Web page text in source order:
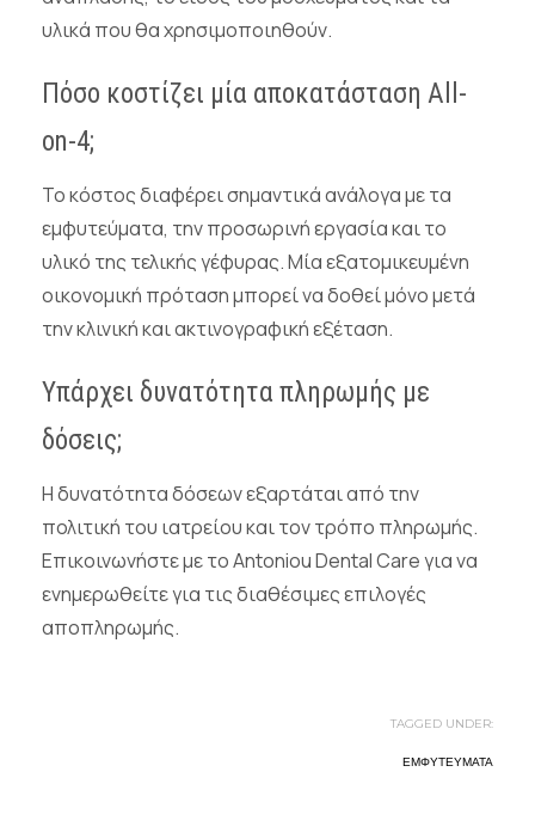
υλικά που θα χρησιμοποιηθούν.
Πόσο κοστίζει μία αποκατάσταση All-
on-4;
Το κόστος διαφέρει σημαντικά ανάλογα με τα
εμφυτεύματα, την προσωρινή εργασία και το
υλικό της τελικής γέφυρας. Μία εξατομικευμένη
οικονομική πρόταση μπορεί να δοθεί μόνο μετά
την κλινική και ακτινογραφική εξέταση.
Υπάρχει δυνατότητα πληρωμής με
δόσεις;
Η δυνατότητα δόσεων εξαρτάται από την
πολιτική του ιατρείου και τον τρόπο πληρωμής.
Επικοινωνήστε με το Antoniou Dental Care για να
ενημερωθείτε για τις διαθέσιμες επιλογές
αποπληρωμής.
TAGGED UNDER:
ΕΜΦΥΤΕΎΜΑΤΑ